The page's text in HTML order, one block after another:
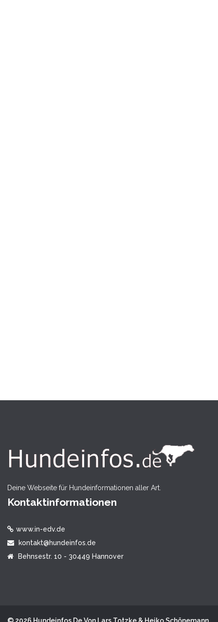
Deine Webseite für Hundeinformationen aller Art.
Kontaktinformationen
www.in-edv.de
kontakt@hundeinfos.de
Behnsestr. 10 - 30449 Hannover